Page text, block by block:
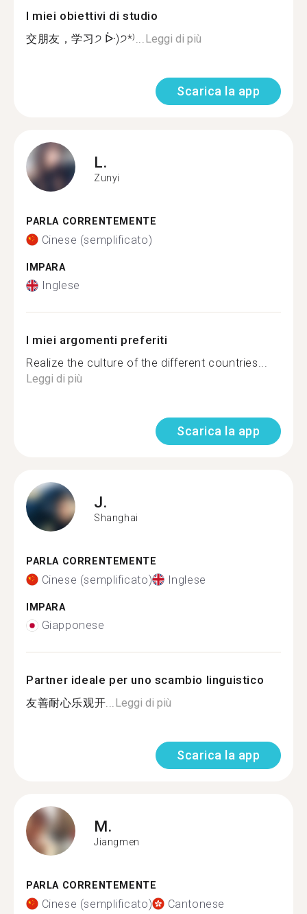
I miei obiettivi di studio
交朋友，学习੭ ᐕ)੭*⁾...Leggi di più
Scarica la app
L.
Zunyi
PARLA CORRENTEMENTE
Cinese (semplificato)
IMPARA
Inglese
I miei argomenti preferiti
Realize the culture of the different countries...
Leggi di più
Scarica la app
J.
Shanghai
PARLA CORRENTEMENTE
Cinese (semplificato) Inglese
IMPARA
Giapponese
Partner ideale per uno scambio linguistico
友善耐心乐观开...Leggi di più
Scarica la app
M.
Jiangmen
PARLA CORRENTEMENTE
Cinese (semplificato) Cantonese